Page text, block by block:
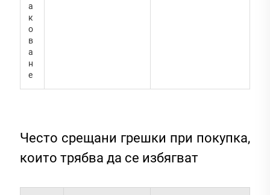
а
к
о
в
а
н
е
Често срещани грешки при покупка,
които трябва да се избягват